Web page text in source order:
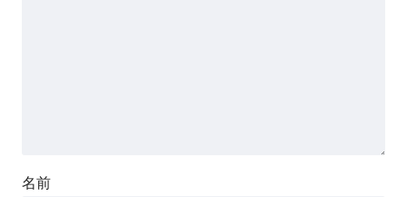
名前